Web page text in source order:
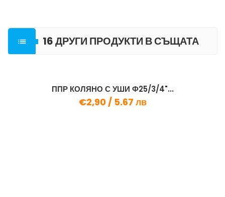

16 ДРУГИ ПРОДУКТИ В СЪЩАТА
ППР КОЛЯНО С УШИ Ф25/3/4"...
€2,90 / 5.67 лв